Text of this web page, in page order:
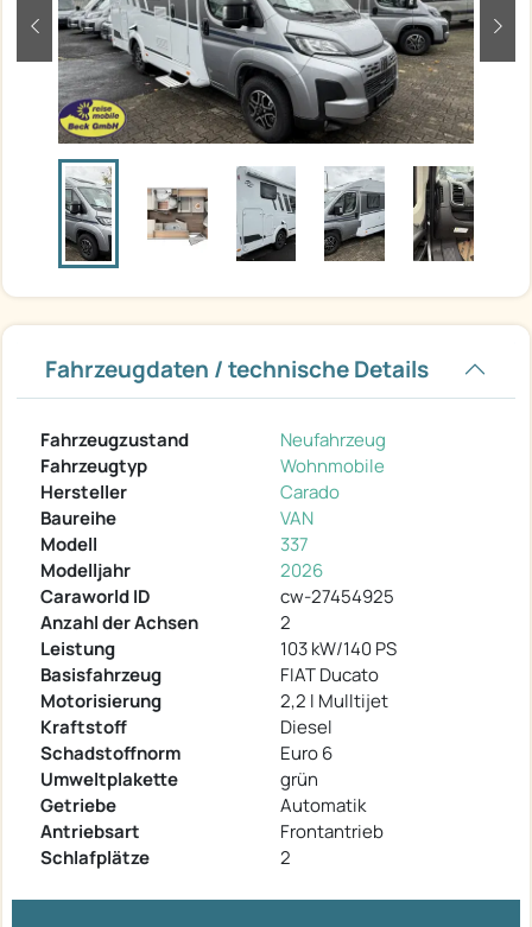
zurück
Fahrzeugdaten / technische Details
Fahrzeugzustand
Neufahrzeug
Fahrzeugtyp
Wohnmobile
Hersteller
Carado
Baureihe
VAN
Modell
337
Modelljahr
2026
Caraworld ID
cw-27454925
Anzahl der Achsen
2
Leistung
103 kW/140 PS
Basisfahrzeug
FIAT Ducato
Motorisierung
2,2 l Mulltijet
Kraftstoff
Diesel
Schadstoffnorm
Euro 6
Umweltplakette
grün
Getriebe
Automatik
Antriebsart
Frontantrieb
Schlafplätze
2